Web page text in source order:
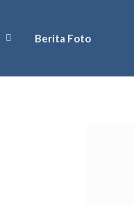
Berita Foto